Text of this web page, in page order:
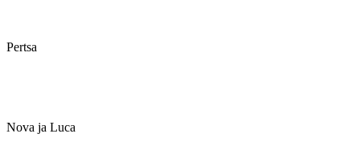
Pertsa
Nova ja Luca